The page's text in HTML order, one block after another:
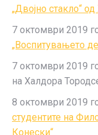
„Двојно стакло“
7 октомври 2019
„Воспитувањето
7 октомври 2019
на Халдора
8 oктомври 2019
студентите на
Конески“